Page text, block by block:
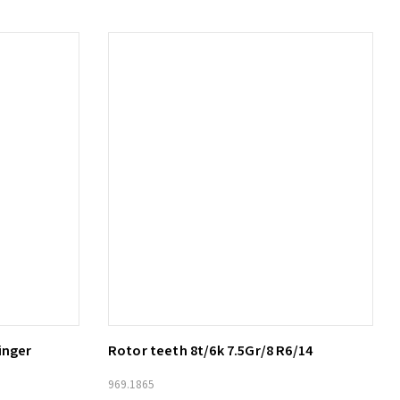
Lägg till i varukorg
Rotor teeth 8t/6k 7.5Gr/8 R6/14
969.1865